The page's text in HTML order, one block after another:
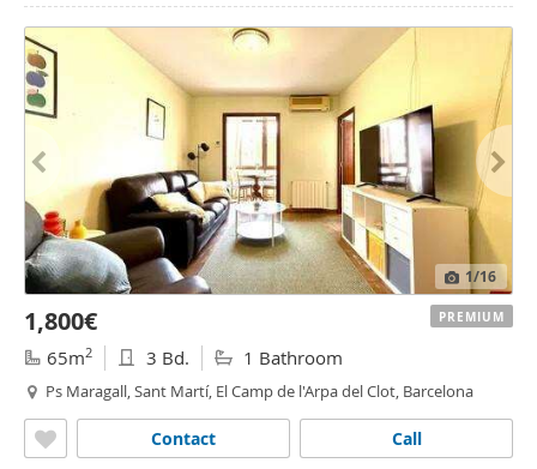
1/16
1,800€
65m2 3 Bd. 1 Bathroom
Ps Maragall, Sant Martí, El Camp de l'Arpa del Clot, Barcelona
Call
Contact
PREMIUM